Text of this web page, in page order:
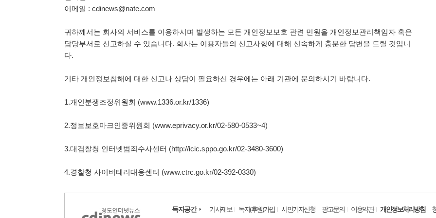
이메일 : cdinews@nate.com
귀하께서는 회사의 서비스를 이용하시며 발생하는 모든 개인정보보호 관련 민원을 개인정보관리책임자 혹은
담당부서로 신고하실 수 있습니다. 회사는 이용자들의 신고사항에 대해 신속하게 충분한 답변을 드릴 것입니
다.
기타 개인정보침해에 대한 신고나 상담이 필요하신 경우에는 아래 기관에 문의하시기 바랍니다.
1.개인분쟁조정위원회 (www.1336.or.kr/1336)
2.정보보호마크인증위원회 (www.eprivacy.or.kr/02-580-0533~4)
3.대검찰청 인터넷범죄수사센터 (http://icic.sppo.go.kr/02-3480-3600)
4.경찰청 사이버테러대응센터 (www.ctrc.go.kr/02-392-0330)
독자공간 기사제보 독자(후원)가입 시민기자신청 광고문의 이용약관 개인정보처리방침